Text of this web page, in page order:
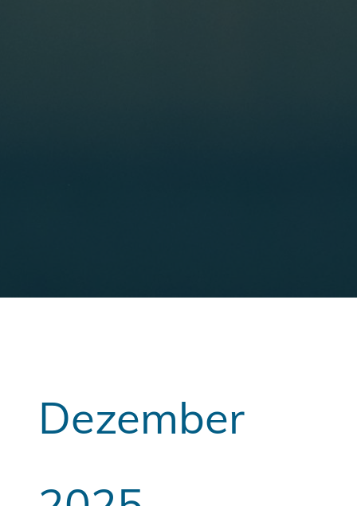
Dezember